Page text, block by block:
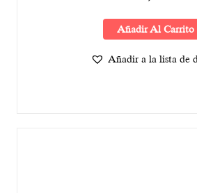
Añadir Al Carrito
Añadir a la lista de